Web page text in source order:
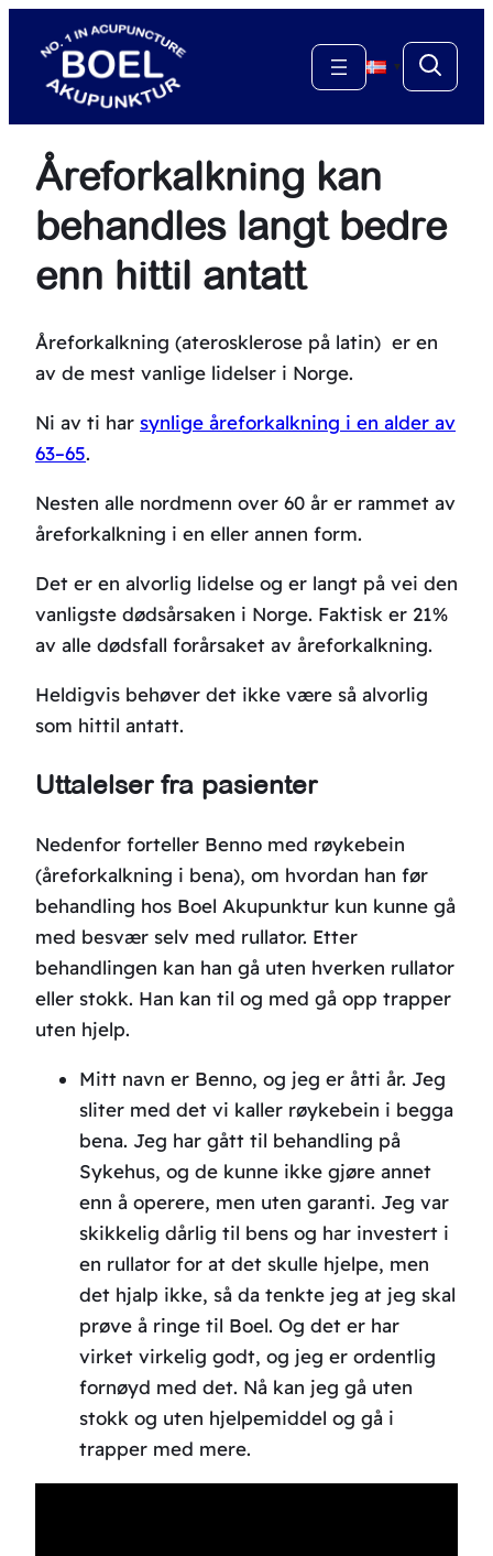
innhold
▼
Åreforkalkning kan
behandles langt bedre
enn hittil antatt
Åreforkalkning (aterosklerose på latin) er en
av de mest vanlige lidelser i Norge.
Ni av ti har synlige åreforkalkning i en alder av
63–65.
Nesten alle nordmenn over 60 år er rammet av
åreforkalkning i en eller annen form.
Det er en alvorlig lidelse og er langt på vei den
vanligste dødsårsaken i Norge. Faktisk er 21%
av alle dødsfall forårsaket av åreforkalkning.
Heldigvis behøver det ikke være så alvorlig
som hittil antatt.
Uttalelser fra pasienter
Nedenfor forteller Benno med røykebein
(åreforkalkning i bena), om hvordan han før
behandling hos Boel Akupunktur kun kunne gå
med besvær selv med rullator. Etter
behandlingen kan han gå uten hverken rullator
eller stokk. Han kan til og med gå opp trapper
uten hjelp.
Mitt navn er Benno, og jeg er åtti år. Jeg
sliter med det vi kaller røykebein i begga
bena. Jeg har gått til behandling på
Sykehus, og de kunne ikke gjøre annet
enn å operere, men uten garanti. Jeg var
skikkelig dårlig til bens og har investert i
en rullator for at det skulle hjelpe, men
det hjalp ikke, så da tenkte jeg at jeg skal
prøve å ringe til Boel. Og det er har
virket virkelig godt, og jeg er ordentlig
fornøyd med det. Nå kan jeg gå uten
stokk og uten hjelpemiddel og gå i
trapper med mere.